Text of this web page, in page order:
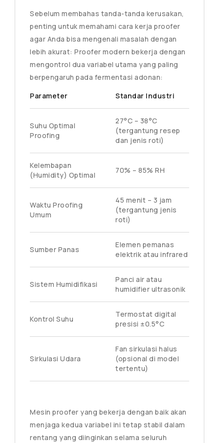
Sebelum membahas tanda-tanda kerusakan,
penting untuk memahami cara kerja proofer
agar Anda bisa mengenali masalah dengan
lebih akurat: Proofer modern bekerja dengan
mengontrol dua variabel utama yang paling
berpengaruh pada fermentasi adonan:
Parameter
Standar Industri
Suhu Optimal
Proofing
27°C – 38°C
(tergantung resep
dan jenis roti)
Kelembapan
(Humidity) Optimal
70% – 85% RH
Waktu Proofing
Umum
45 menit – 3 jam
(tergantung jenis
roti)
Sumber Panas
Elemen pemanas
elektrik atau infrared
Sistem Humidifikasi
Panci air atau
humidifier ultrasonik
Kontrol Suhu
Termostat digital
presisi ±0.5°C
Sirkulasi Udara
Fan sirkulasi halus
(opsional di model
tertentu)
Mesin proofer yang bekerja dengan baik akan
menjaga kedua variabel ini tetap stabil dalam
rentang yang diinginkan selama seluruh